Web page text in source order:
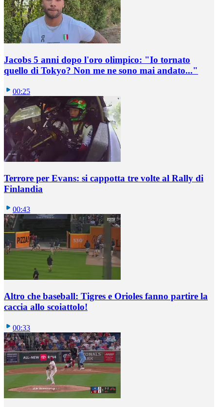
Jacobs 5 anni dopo l'oro olimpico: "Io tornato
quello di Tokyo? Non me ne sono mai andato..."
00:25
Terrore per Evans: si cappotta tre volte al Rally di
Finlandia
00:43
Altro che baseball: Tigres e Orioles fanno partire la
caccia allo scoiattolo!
00:33